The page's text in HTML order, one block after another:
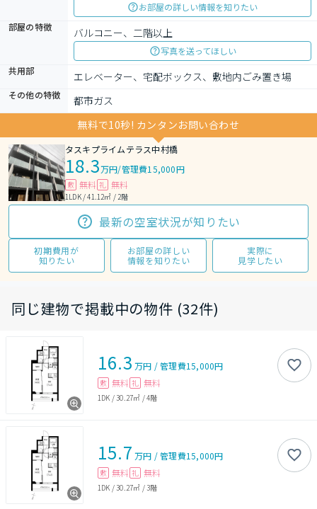
お部屋の詳しい情報を知りたい
部屋の特徴
バルコニー、二階以上
写真を送ってほしい
共用部
エレベーター、宅配ボックス、敷地内ごみ置き場
その他の特徴
都市ガス
無料で10秒! カンタンお問い合わせ
タスキプライムテラス中村橋
18.3万円/管理費15,000円
敷 無料 礼 無料
1LDK / 41.12㎡ / 2階
最新の空室状況が知りたい
初期費用が
知りたい
お部屋の詳しい
情報を知りたい
実際に
見学したい
同じ建物で掲載中の物件 (32件)
16.3 万円 /管理費15,000円
敷 無料 礼 無料
1DK /30.27㎡ /4階
15.7 万円 /管理費15,000円
敷 無料 礼 無料
1DK /30.27㎡ /3階